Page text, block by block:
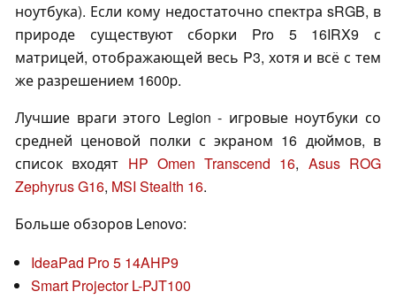
ноутбука). Если кому недостаточно спектра sRGB, в
природе существуют сборки Pro 5 16IRX9 с
матрицей, отображающей весь P3, хотя и всё с тем
же разрешением 1600p.
Лучшие враги этого Legion - игровые ноутбуки со
средней ценовой полки с экраном 16 дюймов, в
список входят HP Omen Transcend 16, Asus ROG
Zephyrus G16, MSI Stealth 16.
Больше обзоров Lenovo:
IdeaPad Pro 5 14AHP9
Smart Projector L-PJT100